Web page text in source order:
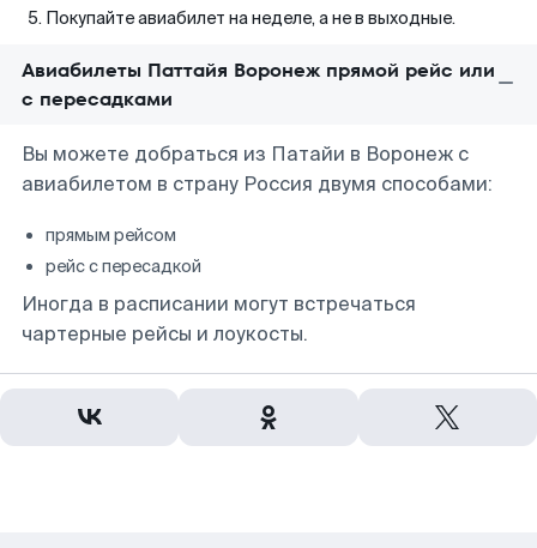
Покупайте авиабилет на неделе, а не в выходные.
Авиабилеты Паттайя Воронеж прямой рейс или
с пересадками
Вы можете добраться из Патайи в Воронеж с
авиабилетом в страну Россия двумя способами:
прямым рейсом
рейс с пересадкой
Иногда в расписании могут встречаться
чартерные рейсы и лоукосты.